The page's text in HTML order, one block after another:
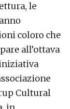
le
coloro che
all’ottava
Cultural